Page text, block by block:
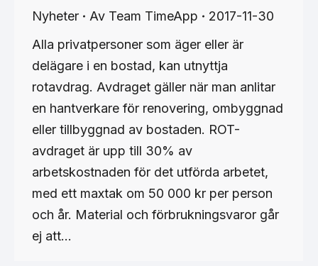
Nyheter Av Team TimeApp
2017-11-30
Alla privatpersoner som äger eller är
delägare i en bostad, kan utnyttja
rotavdrag. Avdraget gäller när man anlitar
en hantverkare för renovering, ombyggnad
eller tillbyggnad av bostaden. ROT-
avdraget är upp till 30% av
arbetskostnaden för det utförda arbetet,
med ett maxtak om 50 000 kr per person
och år. Material och förbrukningsvaror går
ej att…